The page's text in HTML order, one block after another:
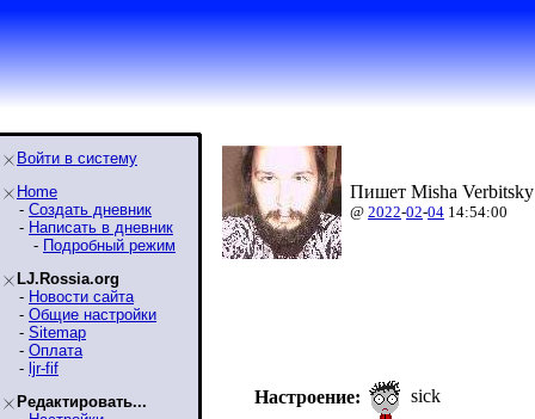
Войти в систему
Home
- Создать дневник
- Написать в дневник
- Подробный режим
LJ.Rossia.org
- Новости сайта
- Общие настройки
- Sitemap
- Оплата
- ljr-fif
Редактировать...
Пишет Misha
@ 2022-02-04 14:54:00
Настроение: sick